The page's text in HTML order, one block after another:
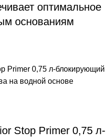
оптимальное
основаниям
Stop Primer 0,75 л-